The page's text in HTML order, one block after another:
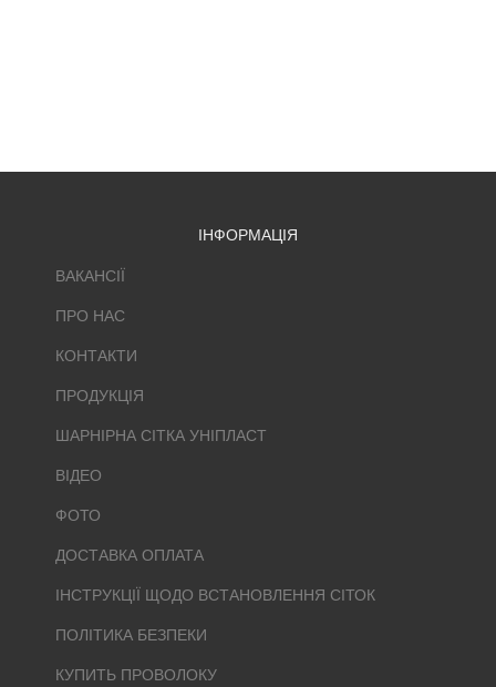
ІНФОРМАЦІЯ
ВАКАНСІЇ
ПРО НАС
КОНТАКТИ
ПРОДУКЦІЯ
ШАРНІРНА СІТКА УНІПЛАСТ
ВІДЕО
ФОТО
ДОСТАВКА ОПЛАТА
ІНСТРУКЦІЇ ЩОДО ВСТАНОВЛЕННЯ СІТОК
ПОЛІТИКА БЕЗПЕКИ
КУПИТЬ ПРОВОЛОКУ